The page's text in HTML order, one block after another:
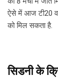
ऐसे में आज टी20
को मिल सकता है.
सिडनी के